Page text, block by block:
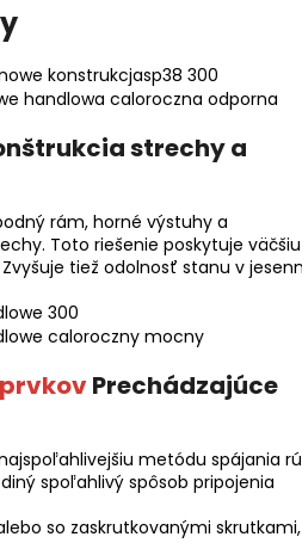
strechy a
rám, horné výstuhy a
Toto riešenie poskytuje väčšiu
tiež odolnosť stanu v
Prechádzajúce
metódu spájania
spoľahlivý spôsob pripojenia
so zaskrutkovanými skrutkami,